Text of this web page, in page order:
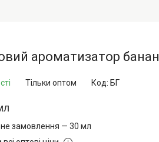
ароматизатор банан
Тільки оптом Код: БГ
замовлення — 30 мл